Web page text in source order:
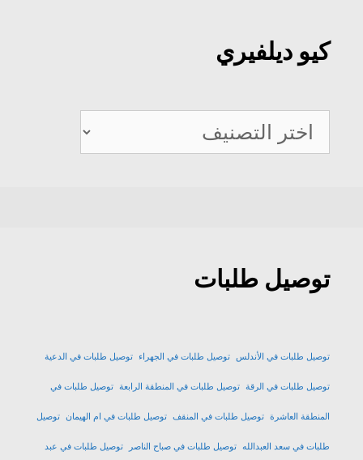
كيو ديلفيري
كيو
ديلفيري
توصيل طلبات
توصيل طلبات في الأندلس توصيل طلبات في الجهراء توصيل طلبات في الدعية
توصيل طلبات في الرقة توصيل طلبات في المنطقة الرابعة توصيل طلبات في
المنطقة العاشرة توصيل طلبات في المنقف توصيل طلبات في ام الهيمان توصيل
طلبات في سعد العبدالله توصيل طلبات في صباح الناصر توصيل طلبات في عبد